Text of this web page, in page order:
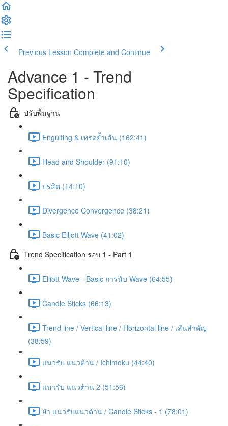
Previous Lesson Complete and Continue
Advance 1 - Trend
Specification
ปรับพื้นฐาน
Engulfing & เทรดย้ำเส้น (162:41)
Head and Shoulder (91:10)
ปรสิต (14:10)
Divergence Convergence (38:21)
Basic Elliott Wave (41:02)
Trend Specification รอบ 1 - Part 1
Elliott Wave - Basic การนับ Wave (64:55)
Candle Sticks (66:13)
Trend line / Vertical line / Horizontal line / เส้นสำคัญ
(38:59)
แนวรับ แนวต้าน / Ichimoku (44:40)
แนวรับ แนวต้าน 2 (51:56)
ยำ แนวรับแนวต้าน / Candle Sticks - 1 (78:01)